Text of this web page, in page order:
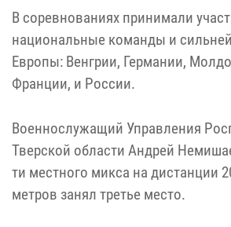
В соревнованиях принимали
национальные команды и
Европы: Венгрии, Германии,
Франции, и России.
Военнослужащий Управления
Тверской области Андрей
ти местного микса на дистанции
метров занял третье место.